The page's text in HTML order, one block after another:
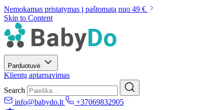
Nemokamas pristatymas į paštomatą nuo 49 €
Skip to Content
Parduotuvė
Klientų aptarnavimas
Search
info@babydo.lt
+37069832905